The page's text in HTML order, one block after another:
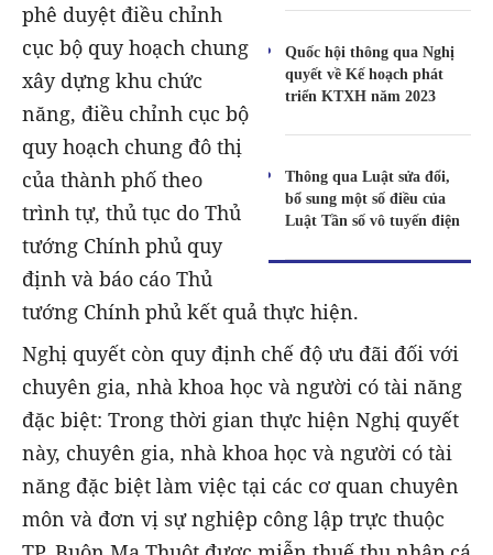
Quốc hội thông qua Nghị
quyết về Kế hoạch phát
triển KTXH năm 2023
Thông qua Luật sửa đổi,
bổ sung một số điều của
Luật Tần số vô tuyến điện
phê duyệt điều chỉnh
cục bộ quy hoạch chung
xây dựng khu chức
năng, điều chỉnh cục bộ
quy hoạch chung đô thị
của thành phố theo
trình tự, thủ tục do Thủ
tướng Chính phủ quy
định và báo cáo Thủ
tướng Chính phủ kết quả thực hiện.
Nghị quyết còn quy định chế độ ưu đãi đối với
chuyên gia, nhà khoa học và người có tài năng
đặc biệt: Trong thời gian thực hiện Nghị quyết
này, chuyên gia, nhà khoa học và người có tài
năng đặc biệt làm việc tại các cơ quan chuyên
môn và đơn vị sự nghiệp công lập trực thuộc